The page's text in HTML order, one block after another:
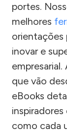
portes.
melhores
orientações
inovar e
que vão
eBooks
como cada